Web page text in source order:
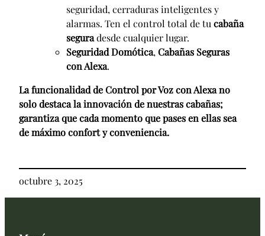
seguridad, cerraduras inteligentes y
alarmas. Ten el control total de tu cabaña
seguradesde cualquier lugar.
Seguridad Domótica, Cabañas Seguras
con Alexa.
La funcionalidad de Control por Voz con Alexa no
solo destaca la innovación de nuestras cabañas;
garantiza que cada momento que pases en ellas sea
de máximo confort y conveniencia.
octubre 3, 2025